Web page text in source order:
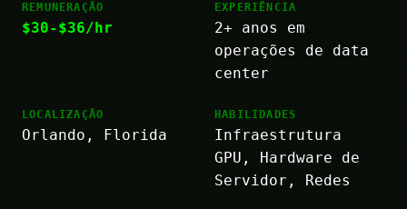
REMUNERAÇÃO
$30-$36/hr
EXPERIÊNCIA
2+ anos em
operações de data
center
LOCALIZAÇÃO
Orlando, Florida
HABILIDADES
Infraestrutura
GPU, Hardware de
Servidor, Redes